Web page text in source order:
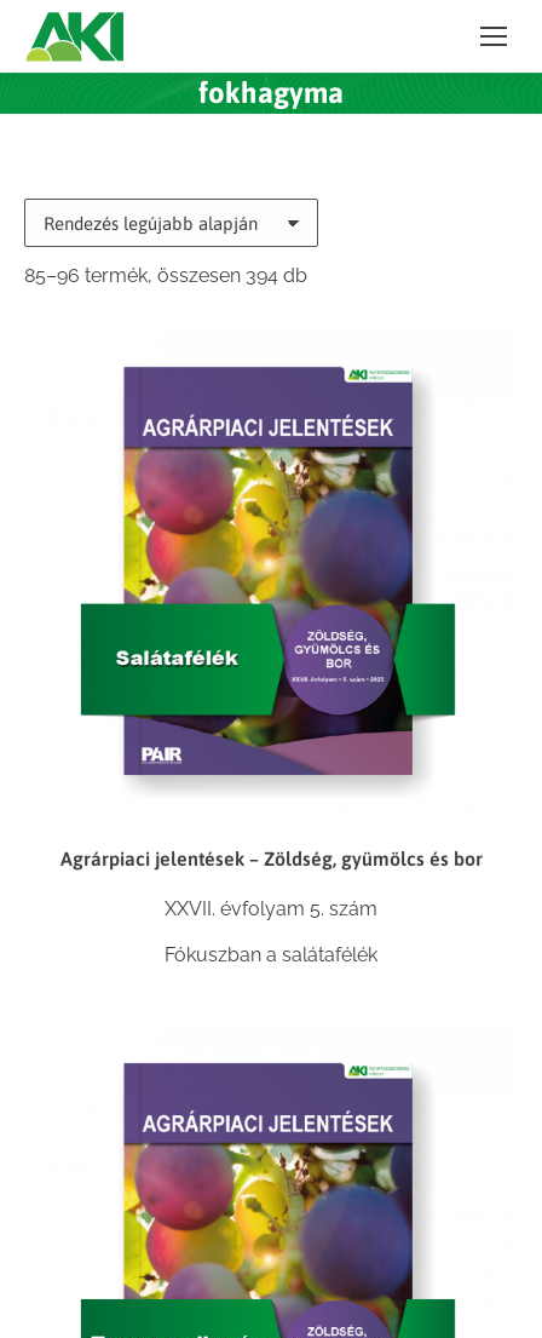
fokhagyma
85–96 termék, összesen 394 dbSorted
Agrárpiaci jelentések – Zöldség, gyümölcs és bor
XXVII. évfolyam 5. szám
Fókuszban a salátafélék